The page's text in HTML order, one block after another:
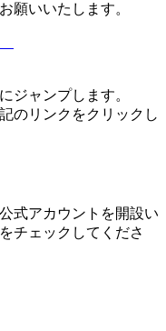
願いいたします。
ジャンプします。
のリンクをクリックし
式アカウントを開設い
チェックしてくださ